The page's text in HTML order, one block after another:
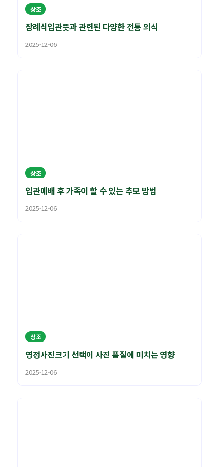
상조
장례식입관뜻과 관련된 다양한 전통 의식
2025-12-06
상조
입관예배 후 가족이 할 수 있는 추모 방법
2025-12-06
상조
영정사진크기 선택이 사진 품질에 미치는 영향
2025-12-06